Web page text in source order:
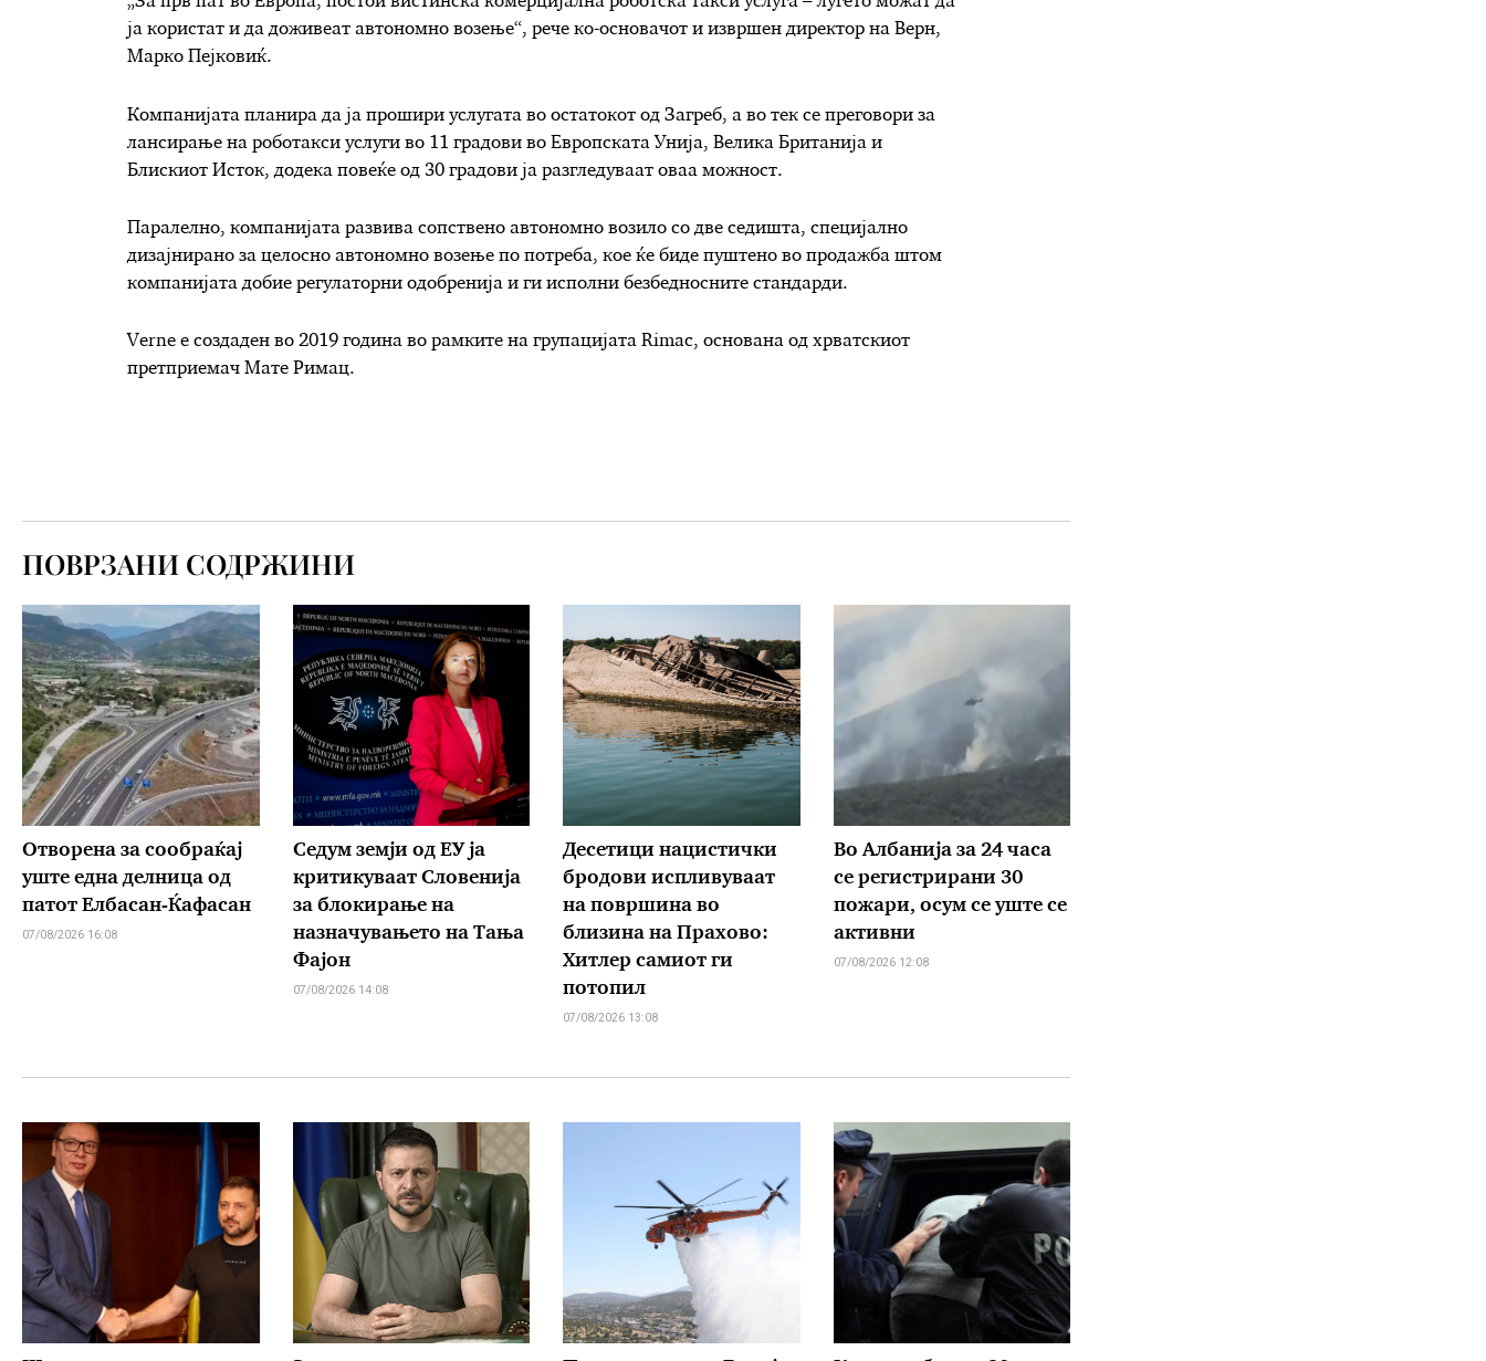
ја користат и да доживеат автономно возење“, рече ко-основачот и извршен директор на Верн,
Марко Пејковиќ.
Компанијата планира да ја прошири услугата во остатокот од Загреб, а во тек се преговори за
лансирање на роботакси услуги во 11 градови во Европската Унија, Велика Британија и
Блискиот Исток, додека повеќе од 30 градови ја разгледуваат оваа можност.
Паралелно, компанијата развива сопствено автономно возило со две седишта, специјално
дизајнирано за целосно автономно возење по потреба, кое ќе биде пуштено во продажба штом
компанијата добие регулаторни одобренија и ги исполни безбедносните стандарди.
Verne е создаден во 2019 година во рамките на групацијата Rimac, основана од хрватскиот
претприемач Мате Римац.
ПОВРЗАНИ СОДРЖИНИ
Отворена за сообраќај
уште една делница од
патот Елбасан-Ќафасан
07/08/2026 16:08
Седум земји од ЕУ ја
критикуваат Словенија
за блокирање на
назначувањето на Тања
Фајон
07/08/2026 14:08
Десетици нацистички
бродови испливуваат
на површина во
близина на Прахово:
Хитлер самиот ги
потопил
07/08/2026 13:08
Во Албанија за 24 часа
се регистрирани 30
пожари, осум се уште се
активни
07/08/2026 12:08